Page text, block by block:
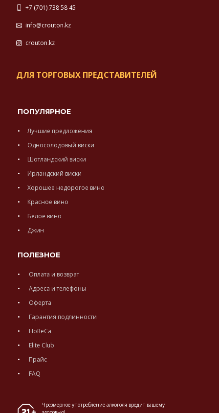
+7 (701) 738 58 45
info@crouton.kz
crouton.kz
ДЛЯ ТОРГОВЫХ ПРЕДСТАВИТЕЛЕЙ
ПОПУЛЯРНОЕ
Лучшие предложения
Односолодовый виски
Шотландский виски
Ирландский виски
Хорошее недорогое вино
Красное вино
Белое вино
Джин
ПОЛЕЗНОЕ
Оплата и возврат
Адреса и телефоны
Оферта
Гарантия подлинности
HoReCa
Elite Club
Прайс
FAQ
Чрезмерное употребление алкоголя вредит вашему